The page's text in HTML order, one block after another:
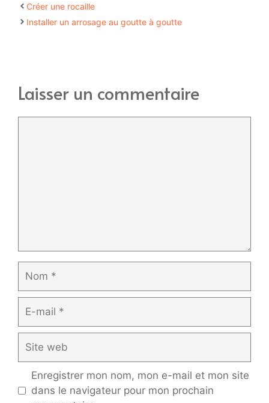
Créer une rocaille
Installer un arrosage au goutte à goutte
Laisser un commentaire
mail
web
Enregistrer mon nom, mon e-mail et mon site
dans le navigateur pour mon prochain